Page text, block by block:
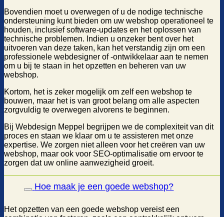
Bovendien moet u overwegen of u de nodige technische
ondersteuning kunt bieden om uw webshop operationeel te
houden, inclusief software-updates en het oplossen van
technische problemen. Indien u onzeker bent over het
uitvoeren van deze taken, kan het verstandig zijn om een
professionele webdesigner of -ontwikkelaar aan te nemen
om u bij te staan in het opzetten en beheren van uw
webshop.
Kortom, het is zeker mogelijk om zelf een webshop te
bouwen, maar het is van groot belang om alle aspecten
zorgvuldig te overwegen alvorens te beginnen.
Bij Webdesign Meppel begrijpen we de complexiteit van dit
proces en staan we klaar om u te assisteren met onze
expertise. We zorgen niet alleen voor het creëren van uw
webshop, maar ook voor SEO-optimalisatie om ervoor te
zorgen dat uw online aanwezigheid groeit.
Hoe maak je een goede webshop?
Het opzetten van een goede webshop vereist een